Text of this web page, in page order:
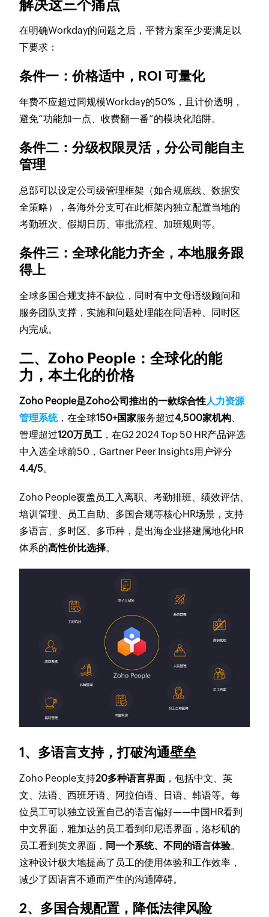
解决这三个痛点
在明确Workday的问题之后，平替方案至少要满足以
下要求：
条件一：价格适中，ROI 可量化
年费不应超过同规模Workday的50%，且计价透明，
避免“功能加一点、收费翻一番”的模块化陷阱。
条件二：分级权限灵活，分公司能自主
管理
总部可以设定公司级管理框架（如合规底线、数据安
全策略），各海外分支可在此框架内独立配置当地的
考勤班次、假期日历、审批流程、加班规则等。
条件三：全球化能力齐全，本地服务跟
得上
全球多国合规支持不缺位，同时有中文母语级顾问和
服务团队支撑，实施和问题处理能在同语种、同时区
内完成。
二、Zoho People：全球化的能
力，本土化的价格
Zoho People是Zoho公司推出的一款综合性人力资源
管理系统，在全球150+国家服务超过4,500家机构、
管理超过120万员工 ，在G2 2024 Top 50 HR产品评选
中入选全球前50，Gartner Peer Insights用户评分
4.4/5。
Zoho People覆盖员工入离职、考勤排班、绩效评估、
培训管理、员工自助、多国合规等核心HR场景，支持
多语言、多时区、多币种，是出海企业搭建属地化HR
体系的高性价比选择。
1、多语言支持，打破沟通壁垒
Zoho People支持20多种语言界面 ，包括中文、英
文、法语、西班牙语、阿拉伯语、日语、韩语等。每
位员工可以独立设置自己的语言偏好——中国HR看到
中文界面，雅加达的员工看到印尼语界面，洛杉矶的
员工看到英文界面， 同一个系统、不同的语言体验。
这种设计极大地提高了员工的使用体验和工作效率，
减少了因语言不通而产生的沟通障碍。
2、多国合规配置，降低法律风险